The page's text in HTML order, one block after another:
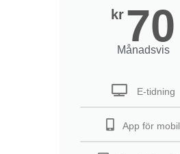
kr 70
Månadsvis
E-tidning
App för mobil